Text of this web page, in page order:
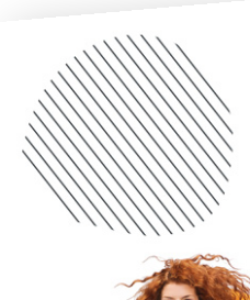
Siamo sempre alla
dinamiche ed